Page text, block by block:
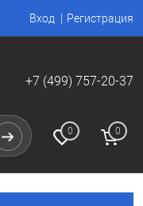
Вход Регистрация
+7 (499) 757-20-37
0 0